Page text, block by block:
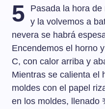
5
Pasada la hora
y la volvemos a
nevera se habrá
Encendemos el horno
C, con calor arriba y
Mientras se calienta el
moldes con el papel
en los moldes, llenado